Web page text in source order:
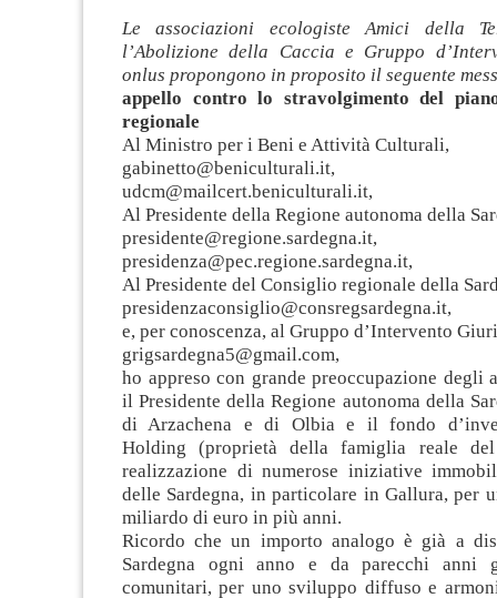
Le associazioni ecologiste Amici della
l’Abolizione della Caccia e Gruppo
onlus propongono in proposito il seguente
appello contro lo stravolgimento del
regionale
Al Ministro per i Beni e Attività Culturali,
gabinetto@beniculturali.it
udcm@mailcert.beniculturali.it,
Al Presidente della Regione autonoma della
presidente@regione.sardegna.it,
presidenza@pec.regione.sardegna.it,
Al Presidente del Consiglio regionale della
presidenzaconsiglio@consregsardegna.it,
e, per conoscenza, al Gruppo d’Intervento
grigsardegna5@gmail.com,
ho appreso con grande preoccupazione degli
il Presidente della Regione autonoma della
di Arzachena e di Olbia e il fondo
Holding (proprietà della famiglia reale
realizzazione di numerose iniziative
delle Sardegna, in particolare in Gallura, per
miliardo di euro in più anni.
Ricordo che un importo analogo è già a
Sardegna ogni anno e da parecchi anni
comunitari, per uno sviluppo diffuso e